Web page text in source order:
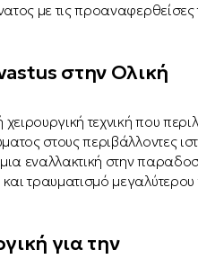
με τις προαναφερθείσες
στην Ολική
τεχνική που
στους περιβάλλοντες
εναλλακτική στην
τραυματισμό μεγαλύτερου
για την